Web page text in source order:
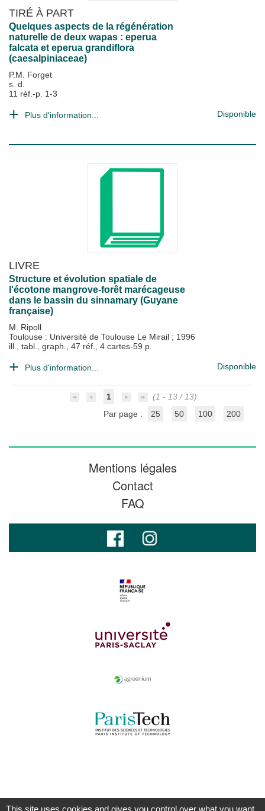
TIRÉ À PART
Quelques aspects de la régénération
naturelle de deux wapas : eperua
falcata et eperua grandiflora
(caesalpiniaceae)
P.M. Forget
s. d.
11 réf.-p. 1-3
Plus d'information... Disponible
LIVRE
Structure et évolution spatiale de
l'écotone mangrove-forêt marécageuse
dans le bassin du sinnamary (Guyane
française)
M. Ripoll
Toulouse : Université de Toulouse Le Mirail ; 1996
ill., tabl., graph., 47 réf., 4 cartes-59 p.
Plus d'information... Disponible
1
(1 - 13 / 13)
Par page :
25 50 100 200
Mentions légales
Contact
FAQ
This site uses cookies and gives you control over what you want